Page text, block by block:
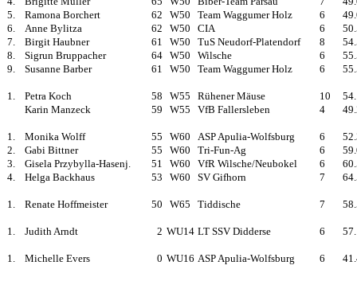
5.
Ramona Borchert 62 W50 Team Waggumer Holz 6
6.
Anne Bylitza 62 W50 CIA 6
7.
Birgit Haubner 61 W50 TuS Neudorf-Platendorf 8
8.
Sigrun Bruppacher 64 W50 Wilsche 6
9.
Susanne Barber 61 W50 Team Waggumer Holz 6
1. Petra Koch 58 W55 Rühener Mäuse 10
Karin Manzeck
59 W55 VfB Fallersleben 4
1. Monika Wolff 55 W60 ASP Apulia-Wolfsburg 6
2.
Gabi Bittner 55 W60 Tri-Fun-Ag 6
3.
Gisela Przybylla-Hasenj. 51 W60 VfR Wilsche/Neubokel 6
4.
Helga Backhaus 53 W60 SV Gifhorn 7
1. Renate Hoffmeister 50 W65 Tiddische 7
1. Judith Arndt 2 WU14 LT SSV Didderse 6
1. Michelle Evers 0 WU16 ASP Apulia-Wolfsburg 6